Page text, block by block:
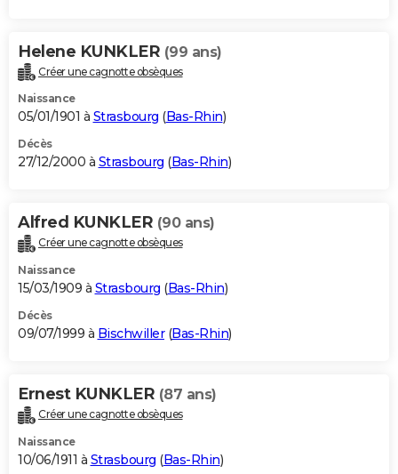
Helene KUNKLER (99 ans)
Créer une cagnotte obsèques
Naissance
05/01/1901 à Strasbourg (Bas-Rhin)
Décès
27/12/2000 à Strasbourg (Bas-Rhin)
Alfred KUNKLER (90 ans)
Créer une cagnotte obsèques
Naissance
15/03/1909 à Strasbourg (Bas-Rhin)
Décès
09/07/1999 à Bischwiller(Bas-Rhin)
Ernest KUNKLER (87 ans)
Créer une cagnotte obsèques
Naissance
10/06/1911 à Strasbourg (Bas-Rhin)